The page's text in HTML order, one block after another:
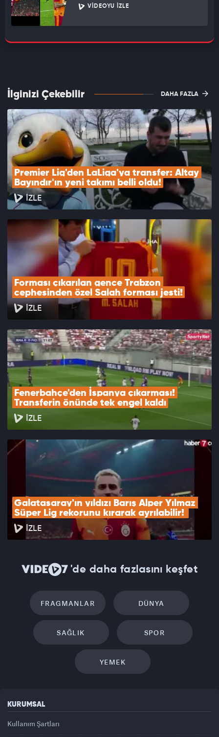
VIDEOYU İZLE
İlginizi Çekebilir DAHA FAZLA
Premier Lig'den LaLiga'ya transfer: Altay
Bayındır'ın yeni takımı belli oldu!
İZLE
Forması çıkarılan gence Trabzon
cephesinden özel Salah forması jesti!
İZLE
Fenerbahçe'den İspanya çıkarması!
Transferin önünde tek engel kaldı
İZLE
Galatasaray'ın yıldızı Barış Alper Yılmaz
Süper Lig rekorunu kırarak ayrılabilir!
İZLE
'de daha fazlasını keşfet
FRAGMANLAR DÜNYA
SAĞLIK SPOR
YEMEK
KURUMSAL
Kullanım Şartları